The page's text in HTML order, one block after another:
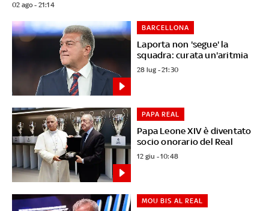
02 ago - 21:14
Laporta non 'segue' la
squadra: curata un'aritmia
BARCELLONA
28 lug - 21:30
Papa Leone XIV è diventato
socio onorario del Real
PAPA REAL
12 giu - 10:48
MOU BIS AL REAL